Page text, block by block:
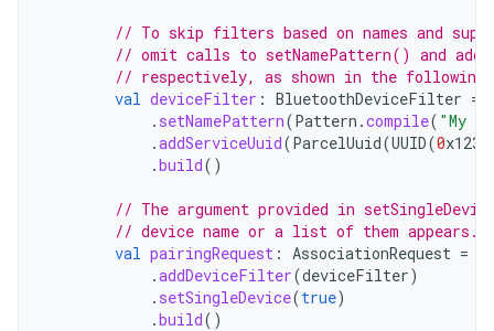
// To skip filters based on names and
// omit calls to setNamePattern() and
// respectively, as shown in the following
val deviceFilter : BluetoothDeviceFilter =
. setNamePattern(Pattern .compile( "My
.addServiceUuid(ParcelUuid(UUID(0
.build()
// The argument provided in
// device name or a list of them appears.
val pairingRequest : AssociationRequest =
.addDeviceFilter(deviceFilter)
. setSingleDevice(true)
.build()